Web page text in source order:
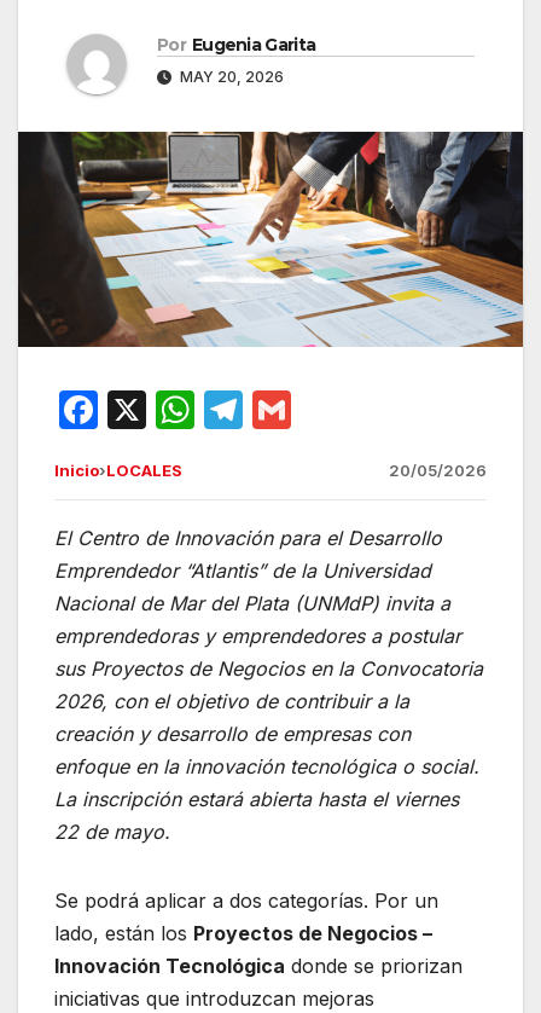
Por Eugenia Garita
MAY 20, 2026
F
c
e
b
o
o
k
X
W
at
s
A
p
p
T
e
gr
a
m
ail
Inicio›LOCALES 20/05/2026
El Centro de Innovación para el Desarrollo
Emprendedor “Atlantis” de la Universidad
Nacional de Mar del Plata (UNMdP) invita a
emprendedoras y emprendedores a postular
sus Proyectos de Negocios en la Convocatoria
2026, con el objetivo de contribuir a la
creación y desarrollo de empresas con
enfoque en la innovación tecnológica o social.
La inscripción estará abierta hasta el viernes
22 de mayo.
Se podrá aplicar a dos categorías. Por un
lado, están los Proyectos de Negocios –
Innovación Tecnológica donde se priorizan
iniciativas que introduzcan mejoras